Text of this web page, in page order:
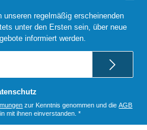
regelmäßig erscheinenden
unter den Ersten sein, über neue
informiert werden.
zur Kenntnis genommen und dieAGB
mit ihnen einverstanden. *